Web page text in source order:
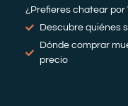
¿Prefieres chatear por
Descubre quiénes
Dónde comprar
precio